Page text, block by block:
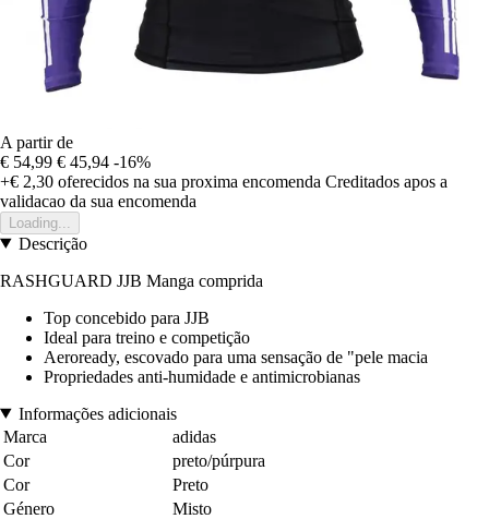
A partir de
€ 54,99 € 45,94 -16%
+€ 2,30 oferecidos na sua proxima encomenda Creditados apos a
validacao da sua encomenda
Loading...
Descrição
RASHGUARD JJB Manga comprida
Top concebido para JJB
Ideal para treino e competição
Aeroready, escovado para uma sensação de "pele macia
Propriedades anti-humidade e antimicrobianas
Informações adicionais
Marca
adidas
Cor
preto/púrpura
Cor
Preto
Género
Misto